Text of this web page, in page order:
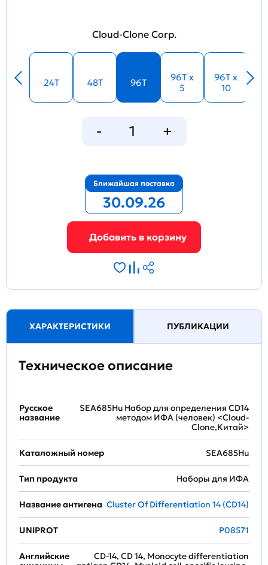
Cloud-Clone Corp.
24T 48T 96T
96T x
5
96T x
10
Ближайшая поставка
30.09.26
ХАРАКТЕРИСТИКИ ПУБЛИКАЦИИ
Техническое описание
Русское
название
SEA685Hu Набор для определения CD14
методом ИФА (человек) <Cloud-
Clone,Китай>
Каталожный номер SEA685Hu
Тип продукта Наборы для ИФА
Название антигена Cluster Of Differentiation 14 (CD14)
UNIPROT P08571
Английские
CD-14, CD 14, Monocyte differentiation